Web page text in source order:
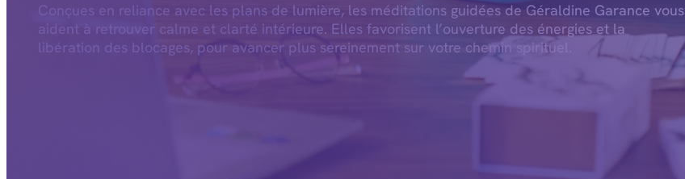
Conçues en reliance avec les plans de lumière, les méditations guidées de Géraldine Garance vous
aident à retrouver calme et clarté intérieure. Elles favorisent l’ouverture des énergies et la
libération des blocages, pour avancer plus sereinement sur votre chemin spirituel.